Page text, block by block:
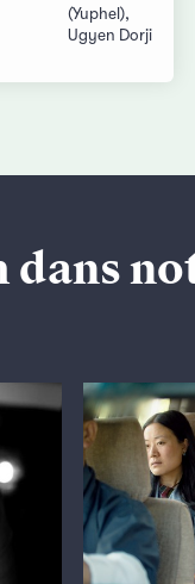
(Yuphel),
Ugyen Dorji
dans